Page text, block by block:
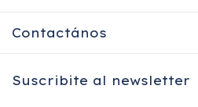
Contactános
Suscribite al newsletter